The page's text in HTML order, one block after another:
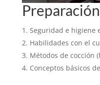
Seguridad e higiene
Habilidades con el
Métodos de cocción
Conceptos básicos